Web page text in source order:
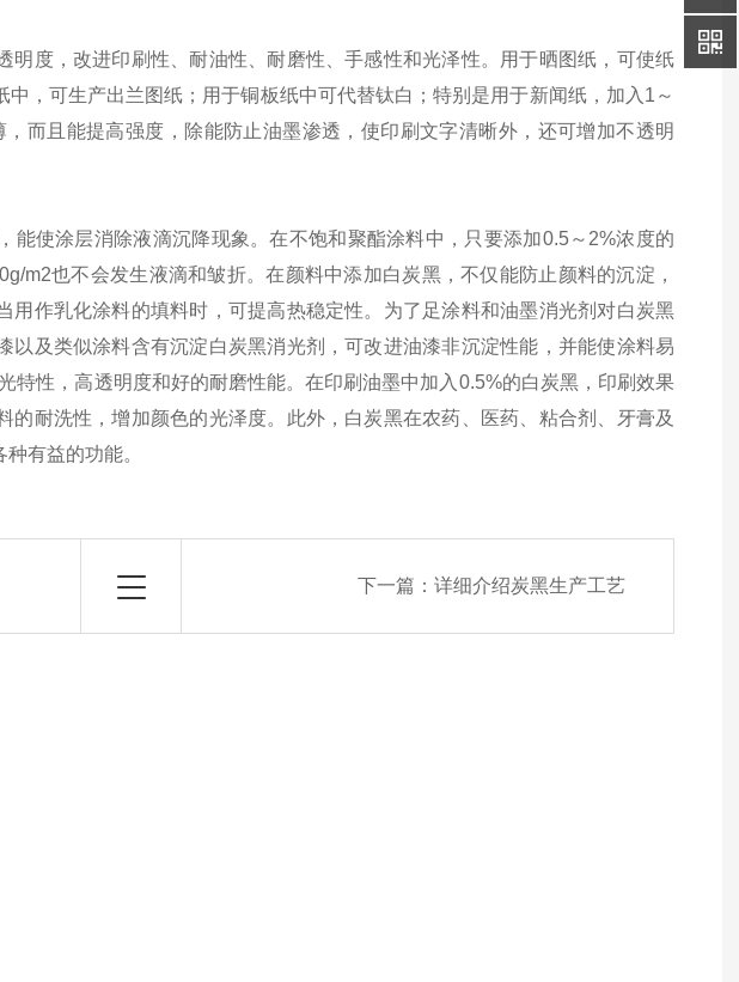
明度，改进印刷性、耐油性、耐磨性、手感性和光泽性。用于晒图纸，可使纸
，可生产出兰图纸；用于铜板纸中可代替钛白；特别是用于新闻纸，加入1～
而且能提高强度，除能防止油墨渗透，使印刷文字清晰外，还可增加不透明
能使涂层消除液滴沉降现象。在不饱和聚酯涂料中，只要添加0.5～2%浓度的
m2也不会发生液滴和皱折。在颜料中添加白炭黑，不仅能防止颜料的沉淀，
用作乳化涂料的填料时，可提高热稳定性。为了足涂料和油墨消光剂对白炭黑
以及类似涂料含有沉淀白炭黑消光剂，可改进油漆非沉淀性能，并能使涂料易
特性，高透明度和好的耐磨性能。在印刷油墨中加入0.5%的白炭黑，印刷效果
耐洗性，增加颜色的光泽度。此外，白炭黑在农药、医药、粘合剂、牙膏及
有益的功能。
下一篇： 详细介绍炭黑生产工艺